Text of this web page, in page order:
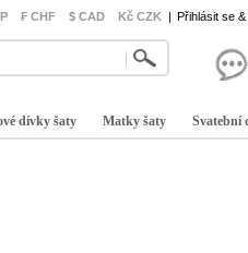
₣ CHF $ CAD Kč CZK | Přihlásit se
dívky šaty Matky šaty Svatební